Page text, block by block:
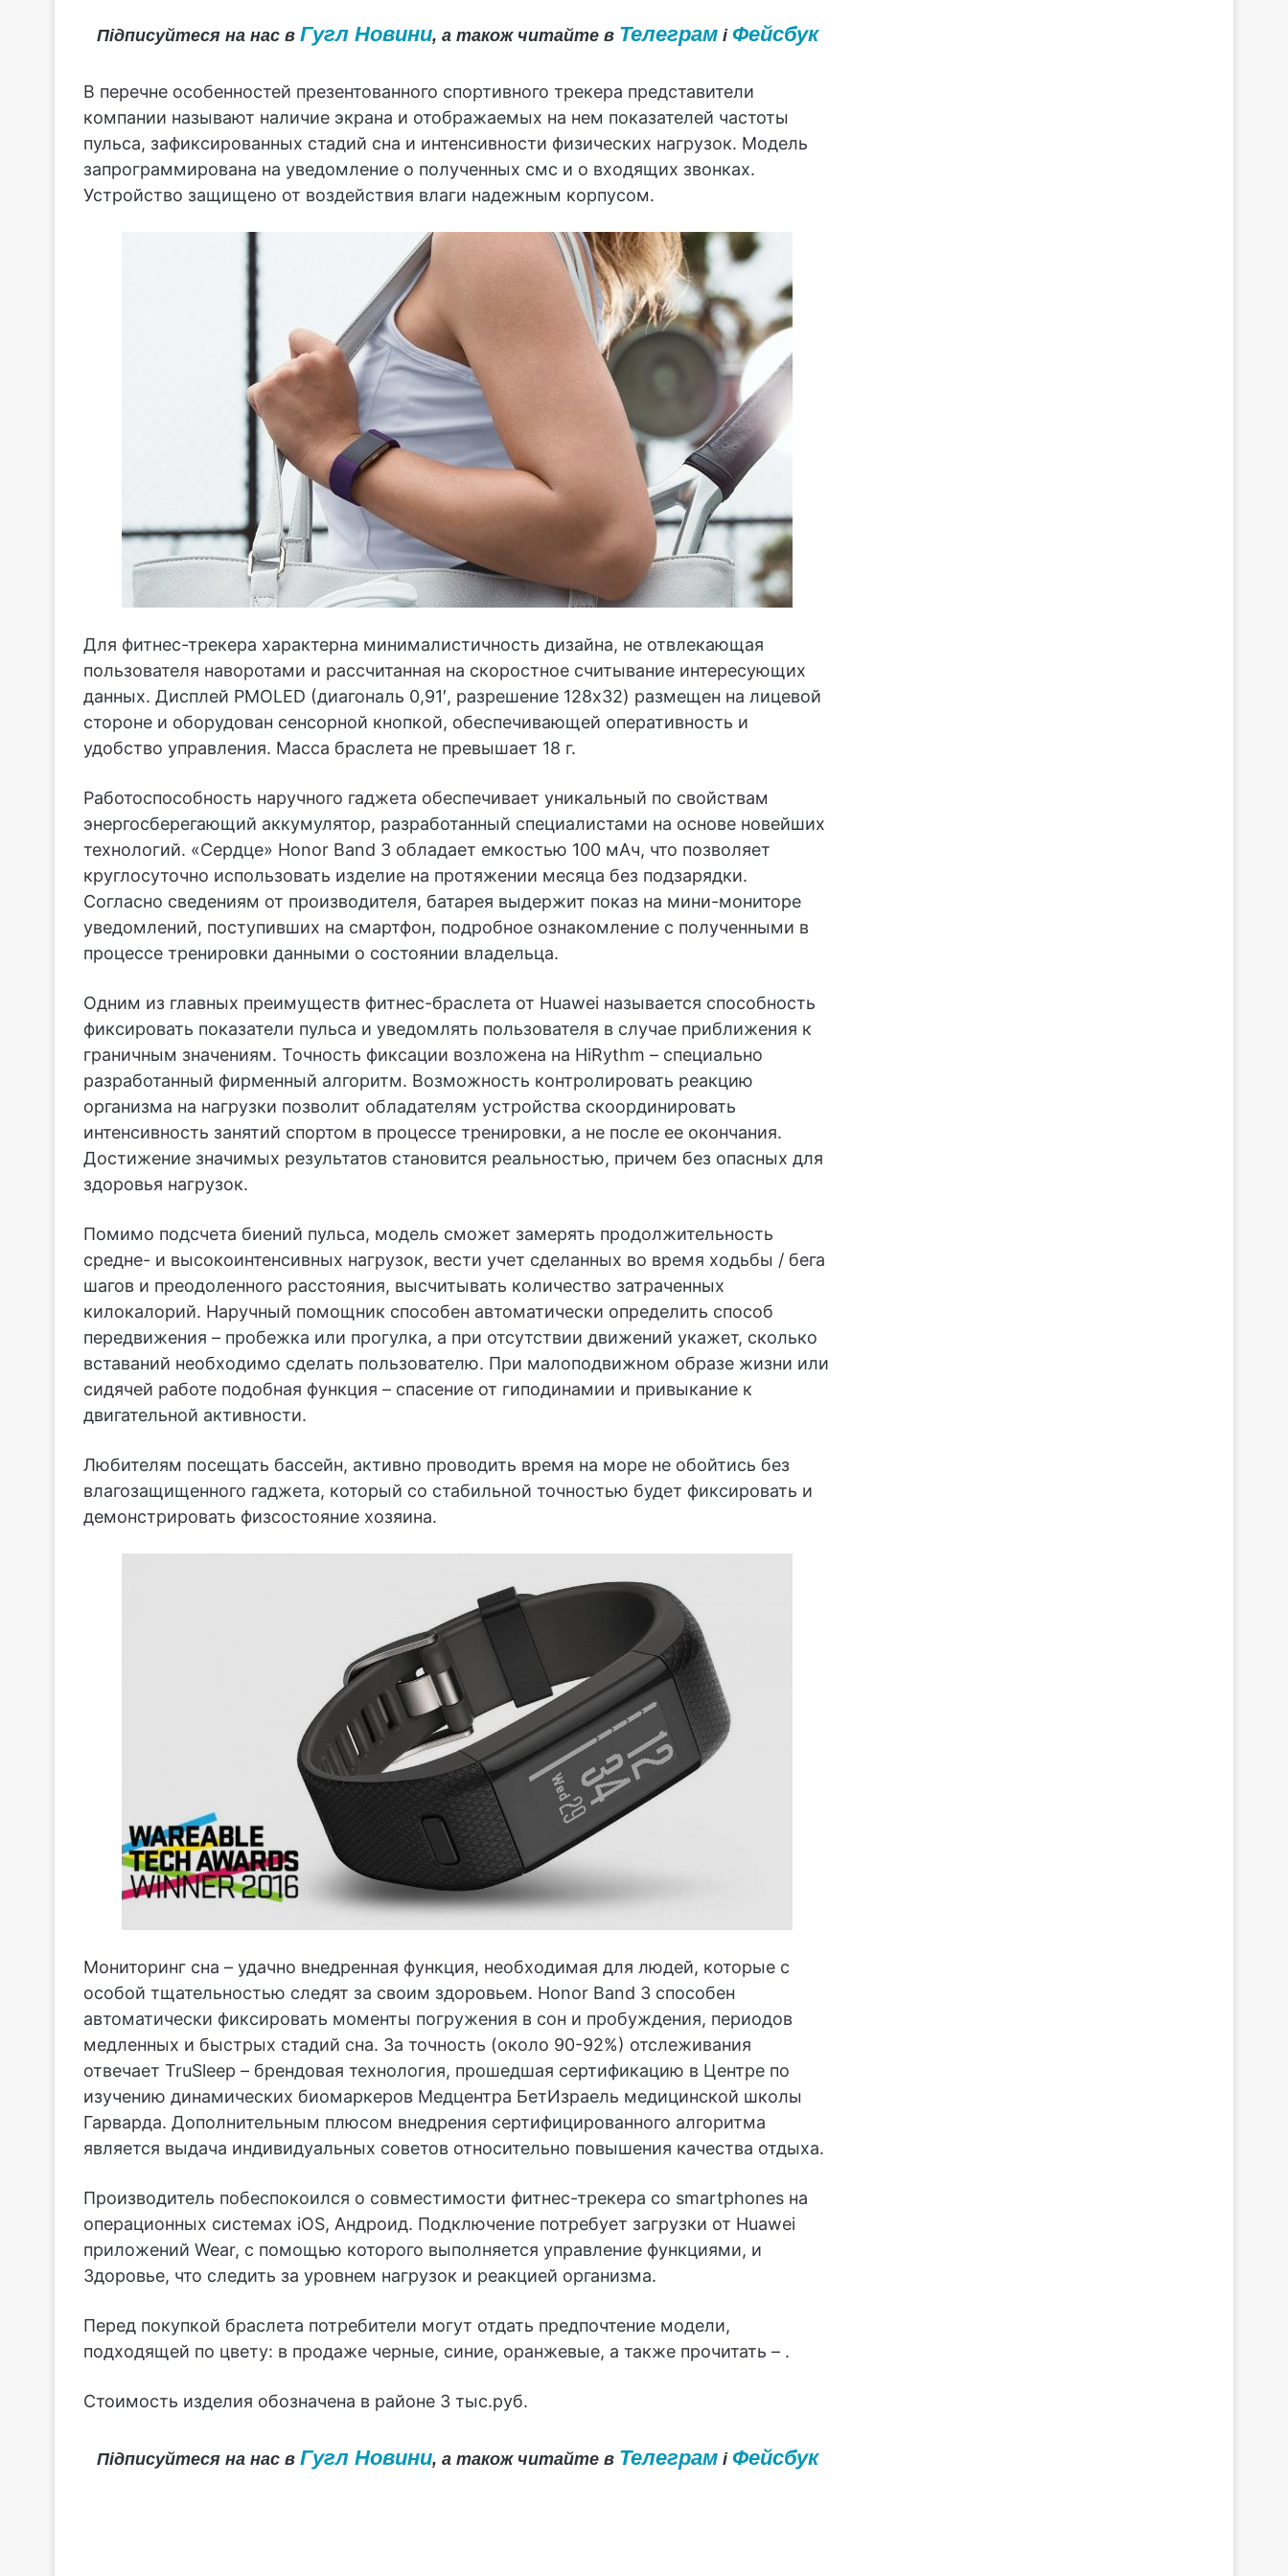
Підписуйтеся на нас в Гугл Новини, а також читайте в Телеграмі Фейсбук
В перечне особенностей презентованного спортивного трекера представители
компании называют наличие экрана и отображаемых на нем показателей частоты
пульса, зафиксированных стадий сна и интенсивности физических нагрузок. Модель
запрограммирована на уведомление о полученных смс и о входящих звонках.
Устройство защищено от воздействия влаги надежным корпусом.
Для фитнес-трекера характерна минималистичность дизайна, не отвлекающая
пользователя наворотами и рассчитанная на скоростное считывание интересующих
данных. Дисплей PMOLED (диагональ 0,91′, разрешение 128х32) размещен на лицевой
стороне и оборудован сенсорной кнопкой, обеспечивающей оперативность и
удобство управления. Масса браслета не превышает 18 г.
Работоспособность наручного гаджета обеспечивает уникальный по свойствам
энергосберегающий аккумулятор, разработанный специалистами на основе новейших
технологий. «Сердце» Honor Band 3 обладает емкостью 100 мАч, что позволяет
круглосуточно использовать изделие на протяжении месяца без подзарядки.
Согласно сведениям от производителя, батарея выдержит показ на мини-мониторе
уведомлений, поступивших на смартфон, подробное ознакомление с полученными в
процессе тренировки данными о состоянии владельца.
Одним из главных преимуществ фитнес-браслета от Huawei называется способность
фиксировать показатели пульса и уведомлять пользователя в случае приближения к
граничным значениям. Точность фиксации возложена на HiRythm – специально
разработанный фирменный алгоритм. Возможность контролировать реакцию
организма на нагрузки позволит обладателям устройства скоординировать
интенсивность занятий спортом в процессе тренировки, а не после ее окончания.
Достижение значимых результатов становится реальностью, причем без опасных для
здоровья нагрузок.
Помимо подсчета биений пульса, модель сможет замерять продолжительность
средне- и высокоинтенсивных нагрузок, вести учет сделанных во время ходьбы / бега
шагов и преодоленного расстояния, высчитывать количество затраченных
килокалорий. Наручный помощник способен автоматически определить способ
передвижения – пробежка или прогулка, а при отсутствии движений укажет, сколько
вставаний необходимо сделать пользователю. При малоподвижном образе жизни или
сидячей работе подобная функция – спасение от гиподинамии и привыкание к
двигательной активности.
Любителям посещать бассейн, активно проводить время на море не обойтись без
влагозащищенного гаджета, который со стабильной точностью будет фиксировать и
демонстрировать физсостояние хозяина.
Мониторинг сна – удачно внедренная функция, необходимая для людей, которые с
особой тщательностью следят за своим здоровьем. Honor Band 3 способен
автоматически фиксировать моменты погружения в сон и пробуждения, периодов
медленных и быстрых стадий сна. За точность (около 90-92%) отслеживания
отвечает TruSleep – брендовая технология, прошедшая сертификацию в Центре по
изучению динамических биомаркеров Медцентра БетИзраель медицинской школы
Гарварда. Дополнительным плюсом внедрения сертифицированного алгоритма
является выдача индивидуальных советов относительно повышения качества отдыха.
Производитель побеспокоился о совместимости фитнес-трекера со smartphones на
операционных системах iOS, Андроид. Подключение потребует загрузки от Huawei
приложений Wear, с помощью которого выполняется управление функциями, и
Здоровье, что следить за уровнем нагрузок и реакцией организма.
Перед покупкой браслета потребители могут отдать предпочтение модели,
подходящей по цвету: в продаже черные, синие, оранжевые, а также прочитать – .
Стоимость изделия обозначена в районе 3 тыс.руб.
Підписуйтеся на нас в Гугл Новини, а також читайте в Телеграмі Фейсбук